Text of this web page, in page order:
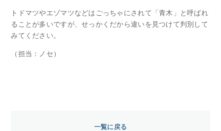
トドマツやエゾマツなどはごっちゃにされて「青木」と呼ばれ
ることが多いですが、せっかくだから違いを見つけて判別して
みてください。
（担当：ノセ）
一覧に戻る